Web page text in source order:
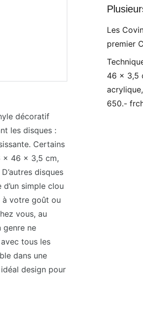
décoratif
les disques :
Certains
x 46 x 3,5 cm,
disques
simple clou
à votre goût ou
vous, au
ne
tous les
dans une
design pour
Les
premier
46 x 3,5
650.-